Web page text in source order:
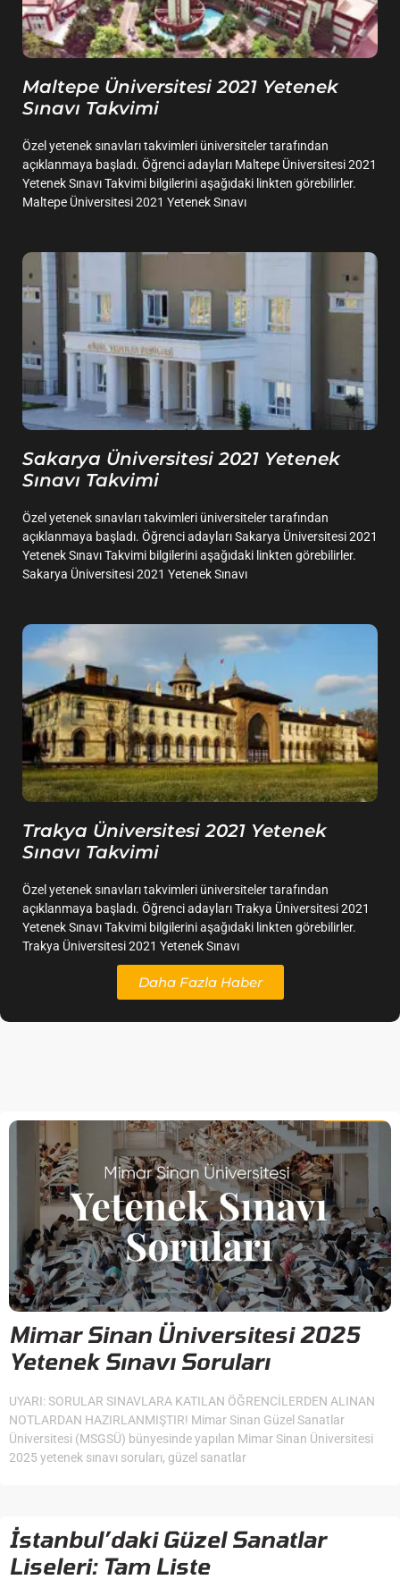
Maltepe Üniversitesi 2021 Yetenek
Sınavı Takvimi
Özel yetenek sınavları takvimleri üniversiteler tarafından
açıklanmaya başladı. Öğrenci adayları Maltepe Üniversitesi 2021
Yetenek Sınavı Takvimi bilgilerini aşağıdaki linkten görebilirler.
Maltepe Üniversitesi 2021 Yetenek Sınavı
Sakarya Üniversitesi 2021 Yetenek
Sınavı Takvimi
Özel yetenek sınavları takvimleri üniversiteler tarafından
açıklanmaya başladı. Öğrenci adayları Sakarya Üniversitesi 2021
Yetenek Sınavı Takvimi bilgilerini aşağıdaki linkten görebilirler.
Sakarya Üniversitesi 2021 Yetenek Sınavı
Trakya Üniversitesi 2021 Yetenek
Sınavı Takvimi
Özel yetenek sınavları takvimleri üniversiteler tarafından
açıklanmaya başladı. Öğrenci adayları Trakya Üniversitesi 2021
Yetenek Sınavı Takvimi bilgilerini aşağıdaki linkten görebilirler.
Trakya Üniversitesi 2021 Yetenek Sınavı
Daha Fazla Haber
Mimar Sinan Üniversitesi 2025
Yetenek Sınavı Soruları
UYARI: SORULAR SINAVLARA KATILAN ÖĞRENCİLERDEN ALINAN
NOTLARDAN HAZIRLANMIŞTIR! Mimar Sinan Güzel Sanatlar
Üniversitesi (MSGSÜ) bünyesinde yapılan Mimar Sinan Üniversitesi
2025 yetenek sınavı soruları, güzel sanatlar
İstanbul’daki Güzel Sanatlar
Liseleri: Tam Liste